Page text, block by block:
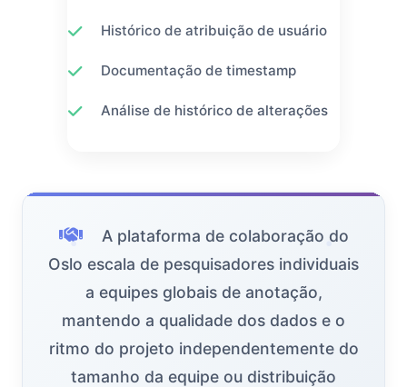
Histórico de atribuição de usuário
Documentação de timestamp
Análise de histórico de alterações
A plataforma de colaboração do
Oslo escala de pesquisadores individuais
a equipes globais de anotação,
mantendo a qualidade dos dados e o
ritmo do projeto independentemente do
tamanho da equipe ou distribuição